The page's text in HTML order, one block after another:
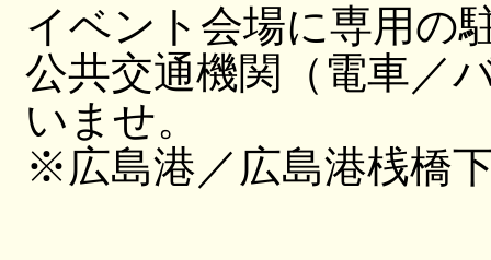
イベント会場に専用の
公共交通機関（電車／
いませ。
※広島港／広島港桟橋